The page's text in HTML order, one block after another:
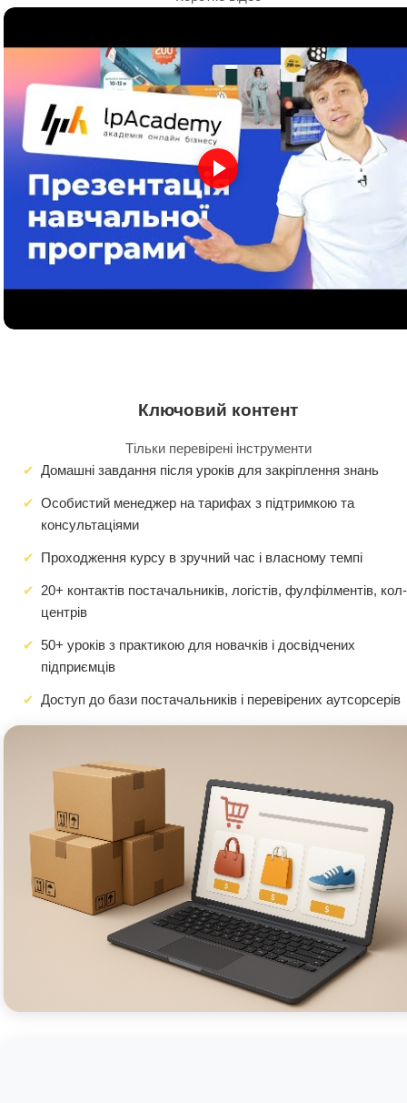
Ключовий контент
Тільки перевірені інструменти
Домашні завдання після уроків для закріплення знань
Особистий менеджер на тарифах з підтримкою та
консультаціями
Проходження курсу в зручний час і власному темпі
20+ контактів постачальників, логістів, фулфілментів, кол-
центрів
50+ уроків з практикою для новачків і досвідчених
підприємців
Доступ до бази постачальників і перевірених аутсорсерів